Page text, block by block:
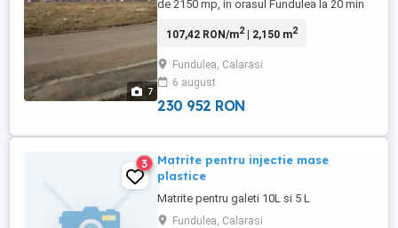
7
de 2150 mp, in orasul Fundulea la 20 min
litoral avind acces la intrarea pe
autostrada 1km. Terenul are 3 fronturi
stradale, doua din ele de 80m si de 30 pe
strada nou asfaltata ...
107,42 RON/m2| 2,150 m2
Fundulea, Calarasi
6 august
230 952 RON
3
Matrite pentru injectie mase
plastice
Matrite pentru galeti 10L si 5 L
Fundulea, Calarasi